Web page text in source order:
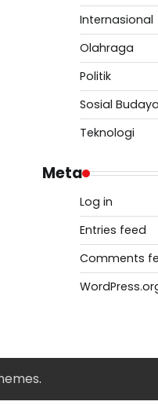
Internasional
Olahraga
Politik
Sosial Budaya
Teknologi
Meta
Log in
Entries feed
Comments
.